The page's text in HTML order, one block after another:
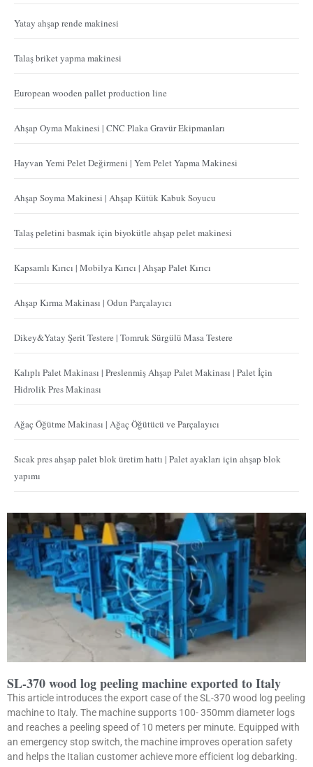
Yatay ahşap rende makinesi
Talaş briket yapma makinesi
European wooden pallet production line
Ahşap Oyma Makinesi | CNC Plaka Gravür Ekipmanları
Hayvan Yemi Pelet Değirmeni | Yem Pelet Yapma Makinesi
Ahşap Soyma Makinesi | Ahşap Kütük Kabuk Soyucu
Talaş peletini basmak için biyokütle ahşap pelet makinesi
Kapsamlı Kırıcı | Mobilya Kırıcı | Ahşap Palet Kırıcı
Ahşap Kırma Makinası | Odun Parçalayıcı
Dikey&Yatay Şerit Testere | Tomruk Sürgülü Masa Testere
Kalıplı Palet Makinası | Preslenmiş Ahşap Palet Makinası | Palet İçin
Hidrolik Pres Makinası
Ağaç Öğütme Makinası | Ağaç Öğütücü ve Parçalayıcı
Sıcak pres ahşap palet blok üretim hattı | Palet ayakları için ahşap blok
yapımı
SL-370 wood log peeling machine exported to Italy
This article introduces the export case of the SL-370 wood log peeling
machine to Italy. The machine supports 100- 350mm diameter logs
and reaches a peeling speed of 10 meters per minute. Equipped with
an emergency stop switch, the machine improves operation safety
and helps the Italian customer achieve more efficient log debarking.